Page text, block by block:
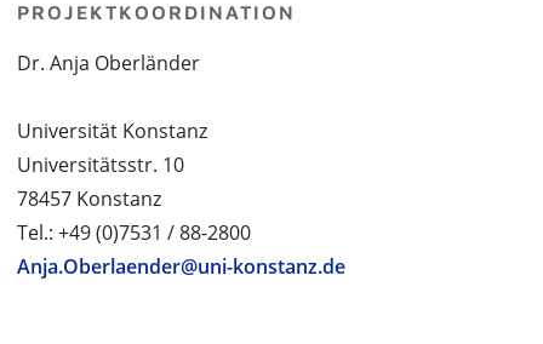
PROJEKTKOORDINATION
Dr. Anja Oberländer
Universität Konstanz
Universitätsstr. 10
78457 Konstanz
Tel.: +49 (0)7531 / 88-2800
Anja.Oberlaender@uni-konstanz.de